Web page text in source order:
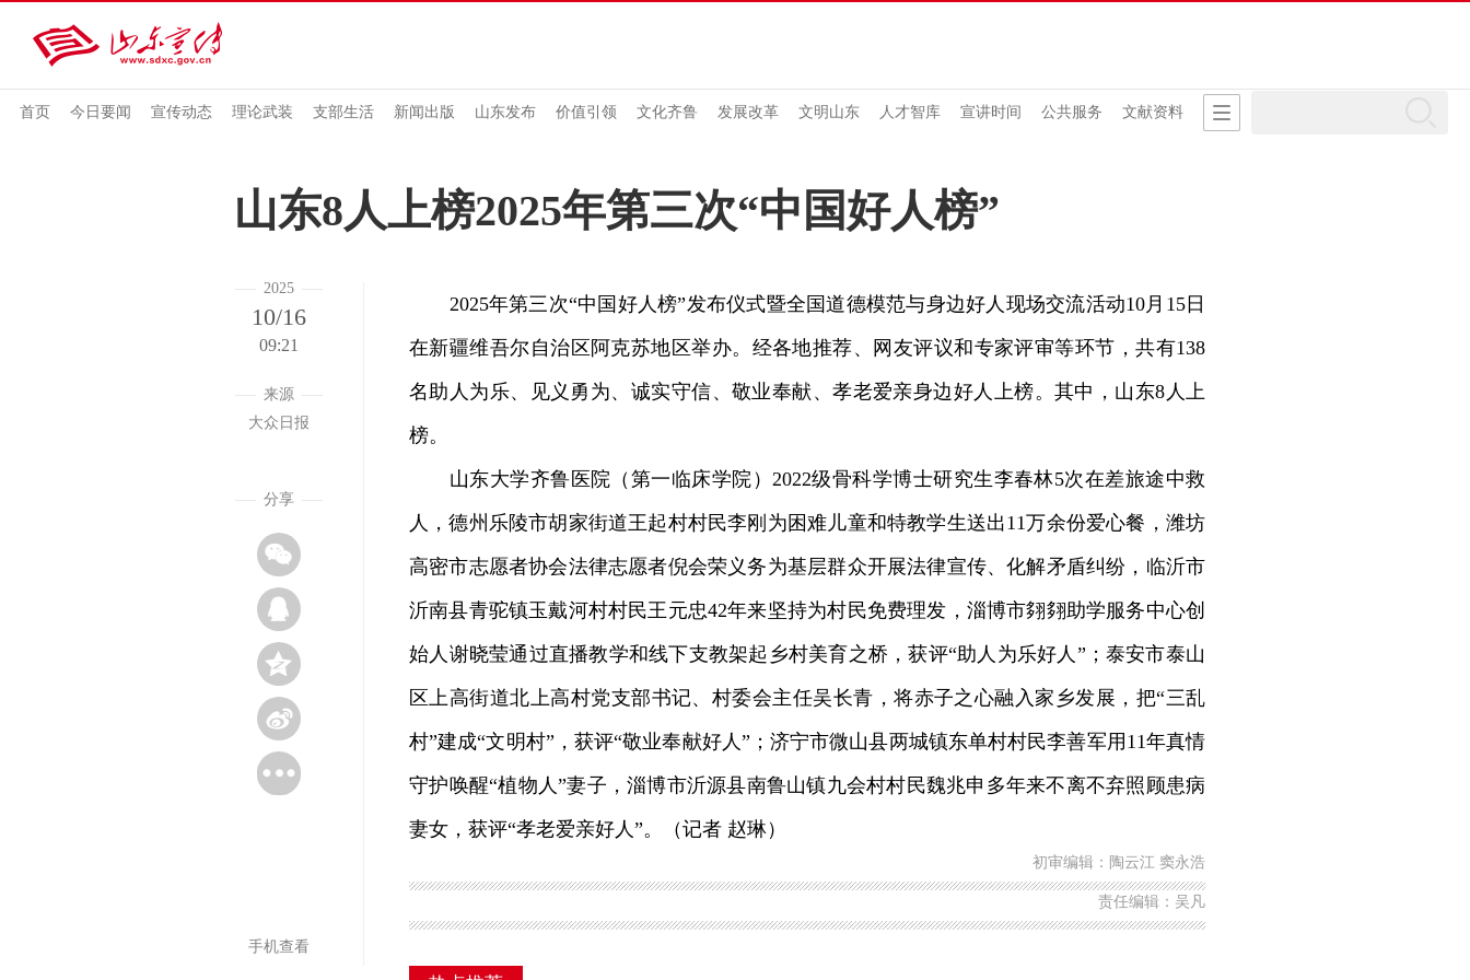
首页 今日要闻 宣传动态 理论武装 支部生活 新闻出版 山东发布 价值引领 文化齐鲁 发展改革 文明山东 人才智库 宣讲时间 公共服务 文献资料
山东8人上榜2025年第三次“中国好人榜”
2025
10/16
09:21
来源
大众日报
分享
手机查看
2025年第三次“中国好人榜”发布仪式暨全国道德模范与身边好人现场交流活动10月15日
在新疆维吾尔自治区阿克苏地区举办。经各地推荐、网友评议和专家评审等环节，共有138
名助人为乐、见义勇为、诚实守信、敬业奉献、孝老爱亲身边好人上榜。其中，山东8人上
榜。
山东大学齐鲁医院（第一临床学院）2022级骨科学博士研究生李春林5次在差旅途中救
人，德州乐陵市胡家街道王起村村民李刚为困难儿童和特教学生送出11万余份爱心餐，潍坊
高密市志愿者协会法律志愿者倪会荣义务为基层群众开展法律宣传、化解矛盾纠纷，临沂市
沂南县青驼镇玉戴河村村民王元忠42年来坚持为村民免费理发，淄博市翗翗助学服务中心创
始人谢晓莹通过直播教学和线下支教架起乡村美育之桥，获评“助人为乐好人”；泰安市泰山
区上高街道北上高村党支部书记、村委会主任吴长青，将赤子之心融入家乡发展，把“三乱
村”建成“文明村”，获评“敬业奉献好人”；济宁市微山县两城镇东单村村民李善军用11年真情
守护唤醒“植物人”妻子，淄博市沂源县南鲁山镇九会村村民魏兆申多年来不离不弃照顾患病
妻女，获评“孝老爱亲好人”。（记者 赵琳）
初审编辑：陶云江 窦永浩
责任编辑：吴凡